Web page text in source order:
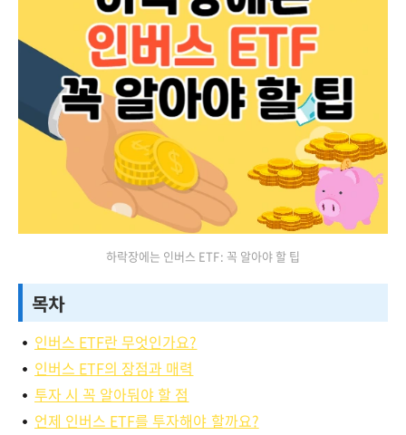
하락장에는 인버스 ETF: 꼭 알아야 할 팁
목차
인버스 ETF란 무엇인가요?
인버스 ETF의 장점과 매력
투자 시 꼭 알아둬야 할 점
언제 인버스 ETF를 투자해야 할까요?